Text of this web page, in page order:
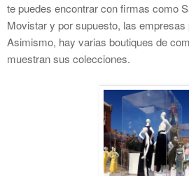
te puedes encontrar con firmas como
Movistar y por supuesto, las empresas
Asimismo, hay varias boutiques de
muestran sus colecciones.